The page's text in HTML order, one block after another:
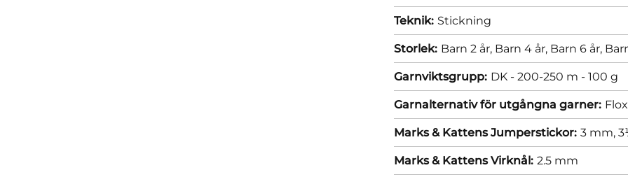
Teknik: Stickning
Storlek: Barn 2 år, Barn 4 år, Barn 6 år,
Garnviktsgrupp: DK - 200-250 m - 100 g
Garnalternativ för utgångna garner:
Marks & Kattens Jumperstickor: 3 mm,
Marks & Kattens Virknål: 2.5 mm